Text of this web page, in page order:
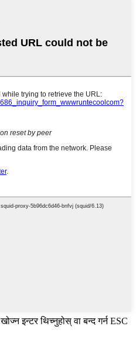
खोज्न इन्टर थिच्नुहोस् वा बन्द गर्न ESC